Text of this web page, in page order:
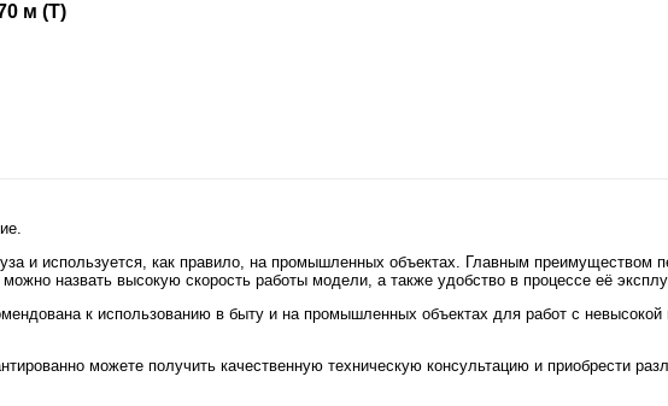
м (T)
и используется, как правило, на промышленных объектах. Главным преимуществом
назвать высокую скорость работы модели, а также удобство в процессе её
к использованию в быту и на промышленных объектах для работ с невысокой
можете получить качественную техническую консультацию и приобрести